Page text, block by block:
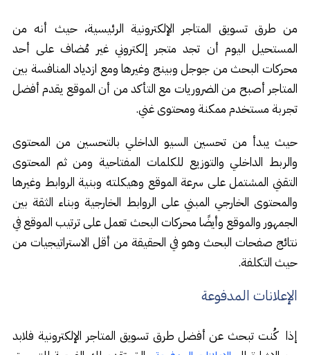
من طرق تسويق المتاجر الإلكترونية الرئيسية، حيث أنه من
المستحيل اليوم أن تجد متجر إلكتروني غير مُضاف على أحد
محركات البحث من جوجل وبينج وغيرها ومع ازدياد المنافسة بين
المتاجر أصبح من الضروريات مع التأكد من أن الموقع يقدم أفضل
تجربة مستخدم ممكنة ومحتوى غني.
حيث يبدأ من تحسين السيو الداخلي بالتحسين من المحتوى
والربط الداخلي والتوزيع للكلمات المفتاحية ومن ثم المحتوى
التقني المشتمل على سرعة الموقع وهيكلته وبنية الروابط وغيرها
والمحتوى الخارجي المبني على الروابط الخارجية وبناء الثقة بين
الجمهور والموقع وأيضًا محركات البحث تعمل على ترتيب الموقع في
نتائج صفحات البحث وهو في الحقيقة من أقل الاستراتيجيات من
حيث التكلفة.
الإعلانات المدفوعة
إذا كُنت تبحث عن أفضل طرق تسويق المتاجر الإلكترونية فلابد